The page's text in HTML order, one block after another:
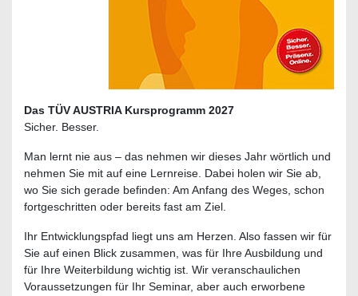
Das TÜV AUSTRIA Kursprogramm 2027
Sicher. Besser.
Man lernt nie aus – das nehmen wir dieses Jahr wörtlich und
nehmen Sie mit auf eine Lernreise. Dabei holen wir Sie ab,
wo Sie sich gerade befinden: Am Anfang des Weges, schon
fortgeschritten oder bereits fast am Ziel.
Ihr Entwicklungspfad liegt uns am Herzen. Also fassen wir für
Sie auf einen Blick zusammen, was für Ihre Ausbildung und
für Ihre Weiterbildung wichtig ist. Wir veranschaulichen
Voraussetzungen für Ihr Seminar, aber auch erworbene